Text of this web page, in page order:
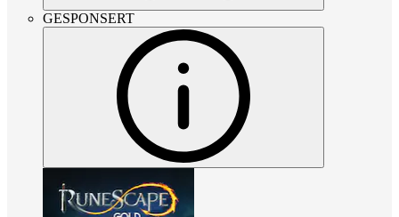
GESPONSERT